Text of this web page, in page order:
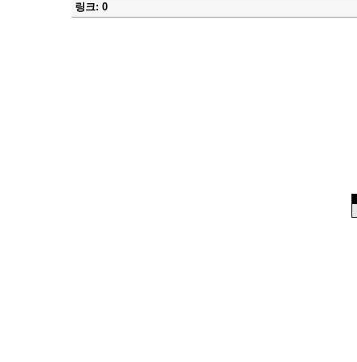
링크: 0